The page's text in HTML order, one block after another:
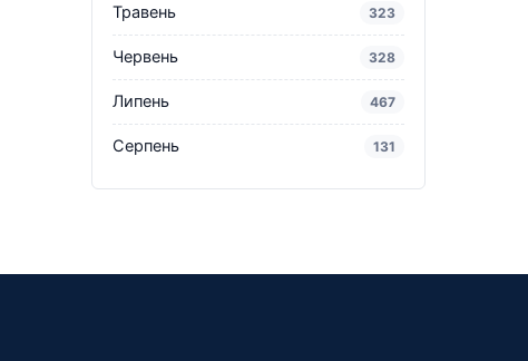
Травень 323
Червень 328
Липень 467
Серпень 131